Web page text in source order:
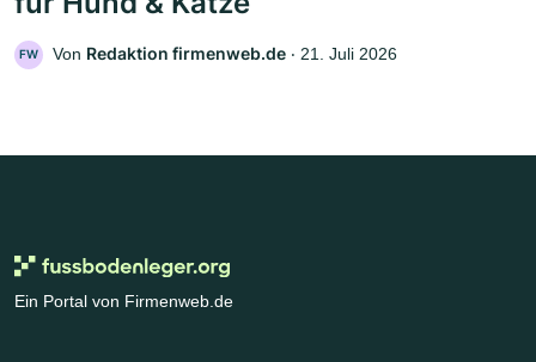
FW Von Redaktion firmenweb.de ‧ 21. Juli 2026
Ein Portal von Firmenweb.de